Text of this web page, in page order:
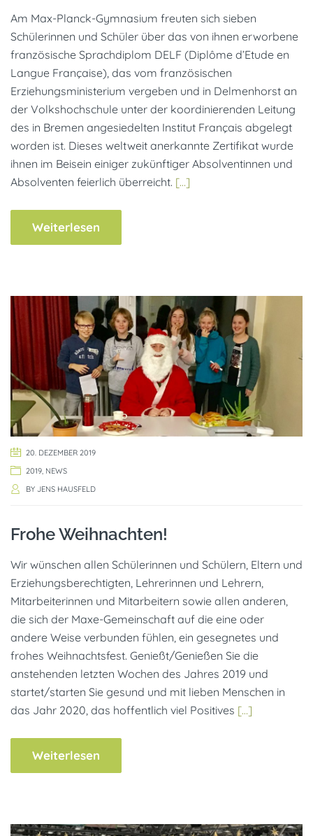
Am Max-Planck-Gymnasium freuten sich sieben
Schülerinnen und Schüler über das von ihnen erworbene
französische Sprachdiplom DELF (Diplôme d’Etude en
Langue Française), das vom französischen
Erziehungsministerium vergeben und in Delmenhorst an
der Volkshochschule unter der koordinierenden Leitung
des in Bremen angesiedelten Institut Français abgelegt
worden ist. Dieses weltweit anerkannte Zertifikat wurde
ihnen im Beisein einiger zukünftiger Absolventinnen und
Absolventen feierlich überreicht. […]
Weiterlesen
20. DEZEMBER 2019
2019, NEWS
BY JENS HAUSFELD
Frohe Weihnachten!
Wir wünschen allen Schülerinnen und Schülern, Eltern und
Erziehungsberechtigten, Lehrerinnen und Lehrern,
Mitarbeiterinnen und Mitarbeitern sowie allen anderen,
die sich der Maxe-Gemeinschaft auf die eine oder
andere Weise verbunden fühlen, ein gesegnetes und
frohes Weihnachtsfest. Genießt/Genießen Sie die
anstehenden letzten Wochen des Jahres 2019 und
startet/starten Sie gesund und mit lieben Menschen in
das Jahr 2020, das hoffentlich viel Positives […]
Weiterlesen